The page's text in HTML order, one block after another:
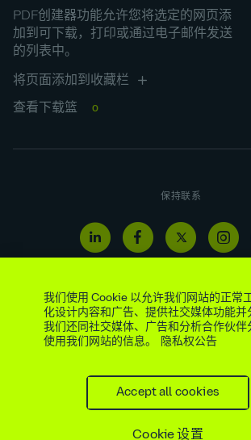
PDF创建器功能允许您将选定的网页添
加到可下载，打印或通过电子邮件发送
的列表中。
将页面添加到收藏栏
查看下载篮 0
保持联系
举报热线 法定与监管披露 现代奴隶制和
Cookie 偏好
版权所有 © AtkinsRéalis
我们使用 Cookie 以允许我们网站的正常
化设计内容和广告、提供社交媒体功能并
我们还同社交媒体、广告和分析合作伙伴
使用我们网站的信息。
隐私权公告
Cookie 设置
Accept all cookies